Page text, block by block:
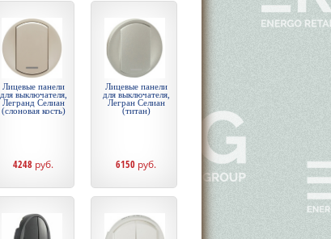
Лицевые панели
для выключателя,
Легранд Селиан
(слоновая кость)
4248 руб.
Лицевые панели
для выключателя,
Легран Селиан
(титан)
6150 руб.